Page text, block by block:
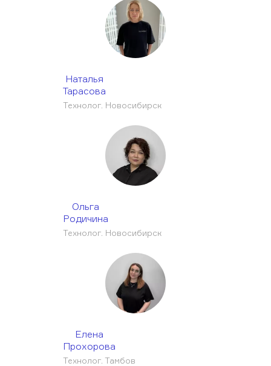
Наталья
Тарасова
Технолог. Новосибирск
Ольга
Родичина
Технолог. Новосибирск
Елена
Прохорова
Технолог. Тамбов